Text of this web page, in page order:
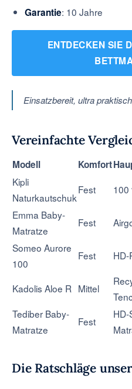
Garantie: 10 Jahre
ENTDECKEN SIE
Einsatzbereit, ultra
Vereinfachte
Modell Komfort
Kipli
Naturkautschuk
Fest 100
Emma Baby-
Matratze
Fest
Someo Aurore
100
Fest
Kadolis Aloe R Mittel
Tediber Baby-
Matratze
Fest
Die Ratschläge